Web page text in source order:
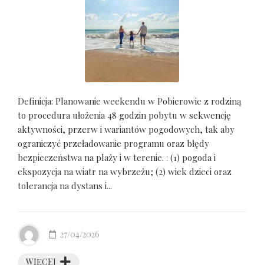
Definicja: Planowanie weekendu w Pobierowie z rodziną
to procedura ułożenia 48 godzin pobytu w sekwencję
aktywności, przerw i wariantów pogodowych, tak aby
ograniczyć przeładowanie programu oraz błędy
bezpieczeństwa na plaży i w terenie. : (1) pogoda i
ekspozycja na wiatr na wybrzeżu; (2) wiek dzieci oraz
tolerancja na dystans i...
WIĘCEJ
27/04/2026